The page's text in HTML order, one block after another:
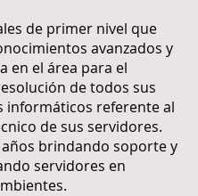
de primer nivel que
avanzados y
en el área para el
de todos sus
informáticos referente al
de sus servidores.
años brindando soporte y
servidores en